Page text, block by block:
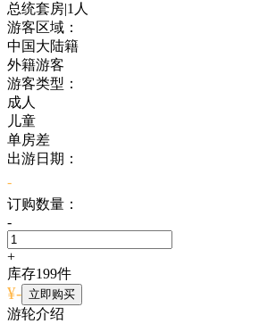
总统套房|1人
游客区域：
中国大陆籍
外籍游客
游客类型：
成人
儿童
单房差
出游日期：
-
订购数量：
-
+
库存199件
¥- 立即购买
游轮介绍